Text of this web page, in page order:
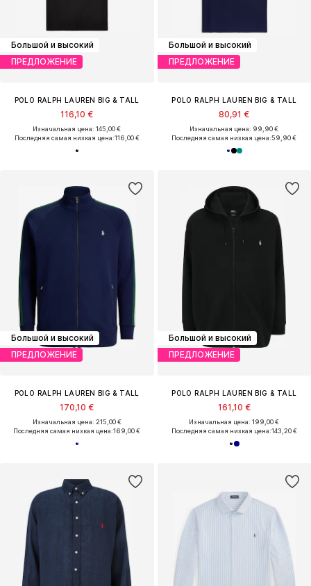
Большой и высокий
ПРЕДЛОЖЕНИЕ
POLO RALPH LAUREN BIG & TALL
116,10 €
Изначальная цена: 145,00 €
Последняя самая низкая цена:116,00 €
Большой и высокий
ПРЕДЛОЖЕНИЕ
POLO RALPH LAUREN BIG & TALL
80,91 €
Изначальная цена: 99,90 €
Последняя самая низкая цена:59,90 €
Большой и высокий
ПРЕДЛОЖЕНИЕ
POLO RALPH LAUREN BIG & TALL
170,10 €
Изначальная цена: 215,00 €
Последняя самая низкая цена:169,00 €
Большой и высокий
ПРЕДЛОЖЕНИЕ
POLO RALPH LAUREN BIG & TALL
161,10 €
Изначальная цена: 199,00 €
Последняя самая низкая цена:143,20 €